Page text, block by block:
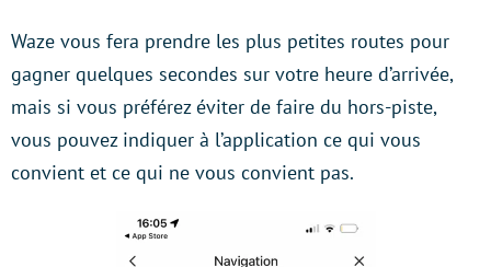
Waze vous fera prendre les plus petites routes pour
gagner quelques secondes sur votre heure d’arrivée,
mais si vous préférez éviter de faire du hors-piste,
vous pouvez indiquer à l’application ce qui vous
convient et ce qui ne vous convient pas.